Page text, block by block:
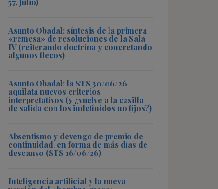
Asunto Obadal: síntesis de la primera
«remesa» de resoluciones de la Sala
IV (reiterando doctrina y concretando
algunos flecos)
Asunto Obadal: la STS 30/06/26
aquilata nuevos criterios
interpretativos (y ¿vuelve a la casilla
de salida con los indefinidos no fijos?)
Absentismo y devengo de premio de
continuidad, en forma de más días de
descanso (STS 16/06/26)
Inteligencia artificial y la nueva